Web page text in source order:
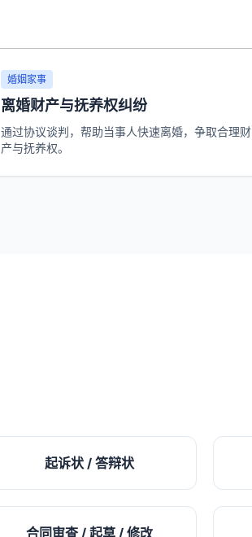
婚姻家事
离婚财产与抚养权纠纷
通过协议谈判，帮助当事人快速离婚，争取合理财
产与抚养权。
起诉状 / 答辩状
合同审查 / 起草 / 修改